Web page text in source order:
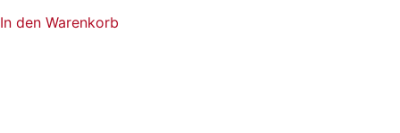
In den Warenkorb